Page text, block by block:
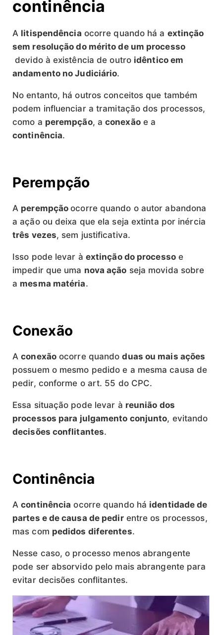
continência
A litispendência ocorre quando há a extinção
sem resolução do mérito de um processo
devido à existência de outro idênticoem
andamento no Judiciário.
No entanto, há outros conceitos que também
podem influenciar a tramitação dos processos,
como a perempção, aconexãoe a
continência.
Perempção
A perempçãoocorre quando o autor abandona
a ação ou deixa que ela seja extinta por inércia
três vezes, sem justificativa.
Isso pode levar à extinção do processoe
impedir que uma nova ação seja movida sobre
a mesma matéria.
Conexão
Aconexãoocorre quandoduas ou mais ações
possuem o mesmo pedido e a mesma causa de
pedir, conforme o art. 55 do CPC.
Essa situação pode levar à reunião dos
processos para julgamento conjunto, evitando
decisões conflitantes.
Continência
Acontinência ocorre quando há identidade de
partes e de causa de pedirentre os processos,
mas com pedidos diferentes.
Nesse caso, o processo menos abrangente
pode ser absorvido pelo mais abrangente para
evitar decisões conflitantes.